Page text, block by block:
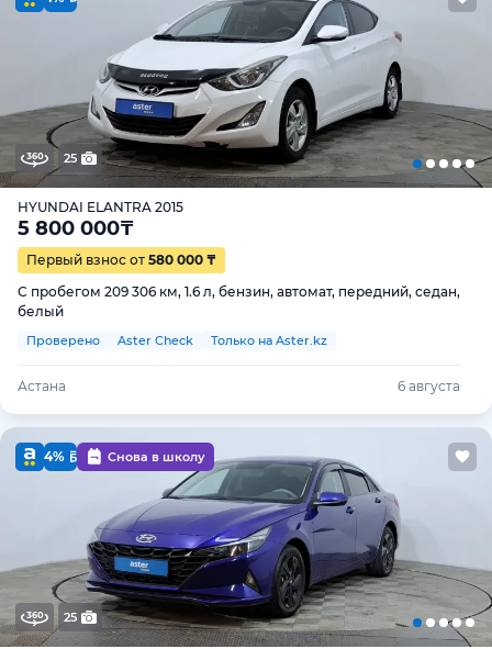
25
HYUNDAI ELANTRA 2015
5 800 000₸
Первый взнос от 580 000 ₸
С пробегом 209 306 км, 1.6 л, бензин, автомат, передний, седан,
белый
Проверено Aster Check Только на Aster.kz
Астана 6 августа
4% Снова в школу
25